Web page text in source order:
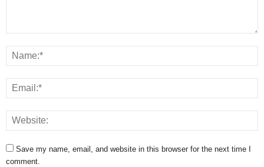
Save my name, email, and website in this browser for the next time I
comment.